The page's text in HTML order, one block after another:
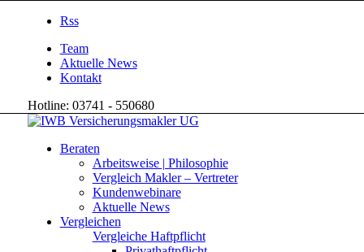
Rss
Team
Aktuelle News
Kontakt
Hotline: 03741 - 550680
Beraten
Arbeitsweise | Philosophie
Vergleich Makler – Vertreter
Kundenwebinare
Aktuelle News
Vergleichen
Vergleiche Haftpflicht